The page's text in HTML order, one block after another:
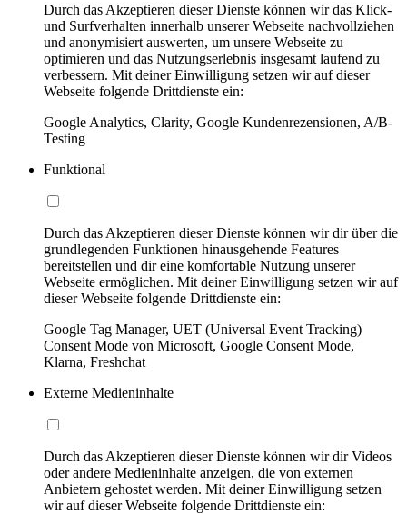
Durch das Akzeptieren dieser Dienste können wir das Klick-
und Surfverhalten innerhalb unserer Webseite nachvollziehen
und anonymisiert auswerten, um unsere Webseite zu
optimieren und das Nutzungserlebnis insgesamt laufend zu
verbessern. Mit deiner Einwilligung setzen wir auf dieser
Webseite folgende Drittdienste ein:
Google Analytics, Clarity, Google Kundenrezensionen, A/B-
Testing
Funktional
Durch das Akzeptieren dieser Dienste können wir dir über die
grundlegenden Funktionen hinausgehende Features
bereitstellen und dir eine komfortable Nutzung unserer
Webseite ermöglichen. Mit deiner Einwilligung setzen wir auf
dieser Webseite folgende Drittdienste ein:
Google Tag Manager, UET (Universal Event Tracking)
Consent Mode von Microsoft, Google Consent Mode,
Klarna, Freshchat
Externe Medieninhalte
Durch das Akzeptieren dieser Dienste können wir dir Videos
oder andere Medieninhalte anzeigen, die von externen
Anbietern gehostet werden. Mit deiner Einwilligung setzen
wir auf dieser Webseite folgende Drittdienste ein: